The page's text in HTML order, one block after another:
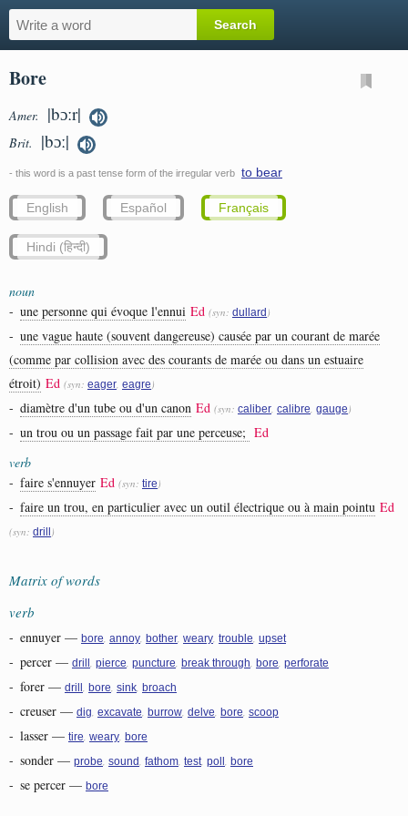
Bore
Amer. |bɔːr|
Brit. |bɔː|
- this word is a past tense form of the irregular verb to bear
English Español Français
Hindi (हिन्दी)
noun
- une personne qui évoque l'ennui Ed (syn: dullard )
- une vague haute (souvent dangereuse) causée par un courant de marée
(comme par collision avec des courants de marée ou dans un estuaire
étroit) Ed (syn: eager eagre )
- diamètre d'un tube ou d'un canon Ed (syn: caliber calibre gauge )
- un trou ou un passage fait par une perceuse; Ed
verb
- faire s'ennuyer Ed (syn: tire )
- faire un trou, en particulier avec un outil électrique ou à main pointu Ed
(syn: drill )
Matrix of words
verb
- ennuyer — bore annoy bother weary trouble upset
- percer — drill pierce puncture break through bore perforate
- forer — drill bore sink broach
- creuser — dig excavate burrow delve bore scoop
- lasser — tire weary bore
- sonder — probe sound fathom test poll bore
- se percer — bore